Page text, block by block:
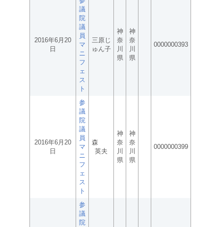
2016年6月20
日
議
院
議
員
マ
ニ
フ
ェ
ス
ト
三原じ
ゅん子
神
奈
川
県
神
奈
川
県
0000000393
2016年6月20
日
参
議
院
議
員
マ
ニ
フ
ェ
ス
ト
森
英夫
神
奈
川
県
神
奈
川
県
0000000399
参
議
院